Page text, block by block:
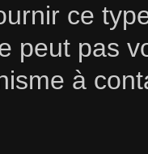
ce
peut pas
à